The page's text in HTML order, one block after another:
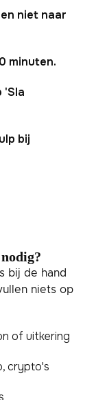
niet naar
minuten.
'Sla
bij
bij de hand
niets op
of uitkering
crypto's